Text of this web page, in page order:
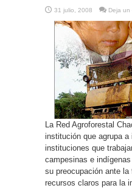
31 julio, 2008 Deja un
La Red Agroforestal
institución que agrupa a
instituciones que
campesinas e
su preocupación ante
recursos claros para la